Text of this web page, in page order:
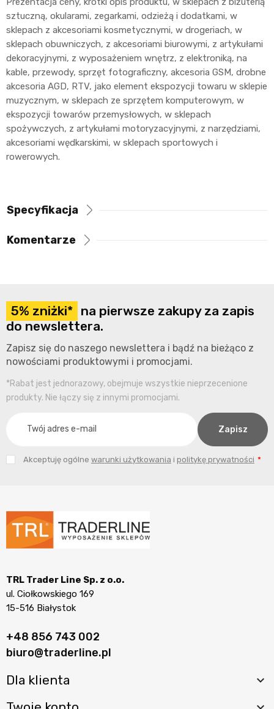
sztuczną, okularami, zegarkami, odzieżą i dodatkami, w
sklepach z akcesoriami kosmetycznymi, w drogeriach, w
sklepach obuwniczych, z akcesoriami biurowymi, z artykułami
dekoracyjnymi, z wyposażeniem wnętrz, z elektroniką, na
kable, przewody, sprzęt fotograficzny, akcesoria GSM, drobne
akcesoria AGD, RTV, jako element ekspozycji towaru w sklepie
muzycznym, w sklepach ze sprzętem komputerowym, w
ekspozycji towarów przemysłowych, w sklepach
spożywczych, z artykułami motoryzacyjnymi, z narzędziami,
akcesoriami wędkarskimi, w sklepach sportowych i
rowerowych.
Specyfikacja
Komentarze
5% zniżki* na pierwsze zakupy za zapis
do newslettera.
Zapisz się do naszego newslettera i bądź na bieżąco z
nowościami produktowymi i promocjami.
*Rabat jest jednorazowy, obejmuje wszystkie nieprzecenione
produkty. Nie łączy się z innymi promocjami.
Akceptuję ogólne warunki użytkowania i politykę prywatności
TRL Trader Line Sp. z o.o.
ul. Ciołkowskiego 169
15-516 Białystok
+48 856 743 002
biuro@traderline.pl
Dla klienta 